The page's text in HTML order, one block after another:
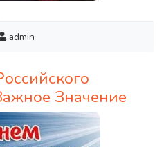
admin
Значение